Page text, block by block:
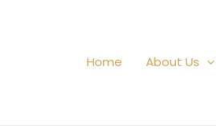
Home
About Us